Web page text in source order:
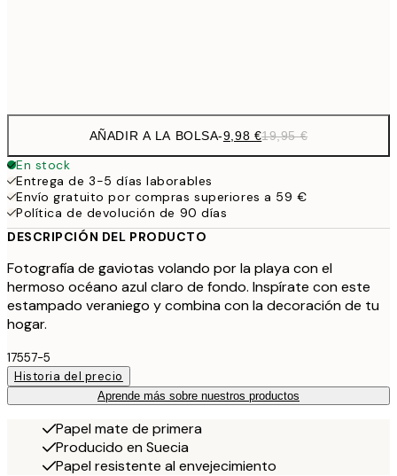
AÑADIR A LA BOLSA-9,98 €19,95 €
En stock
Entrega de 3-5 días laborables
Envío gratuito por compras superiores a 59 €
Política de devolución de 90 días
DESCRIPCIÓN DEL PRODUCTO
Fotografía de gaviotas volando por la playa con el
hermoso océano azul claro de fondo. Inspírate con este
estampado veraniego y combina con la decoración de tu
hogar.
17557-5
Historia del precio
Aprende más sobre nuestros productos
Papel mate de primera
Producido en Suecia
Papel resistente al envejecimiento